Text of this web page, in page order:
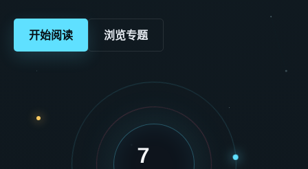
开始阅读 浏览专题
7